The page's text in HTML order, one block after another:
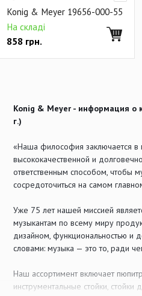
Konig & Meyer 19656-000-55
На складі
858 грн.
Konig & Meyer - информация о
г.)
«Наша философия заключается в
высококачественной и
ответственным способом, чтобы
сосредоточиться на самом
Уже 75 лет нашей миссией
музыкантам по всему миру
дизайном, функциональностью и
словами: музыка — это то, ради
Наш ассортимент включает
инструментальные стойки, стойки